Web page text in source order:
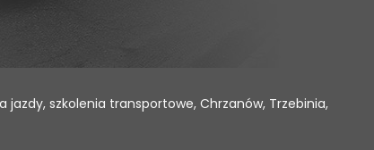
jazdy, szkolenia transportowe, Chrzanów, Trzebinia,